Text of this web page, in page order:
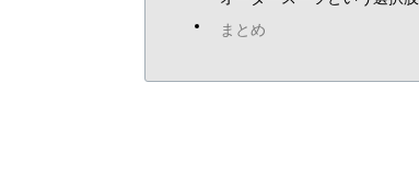
まとめ